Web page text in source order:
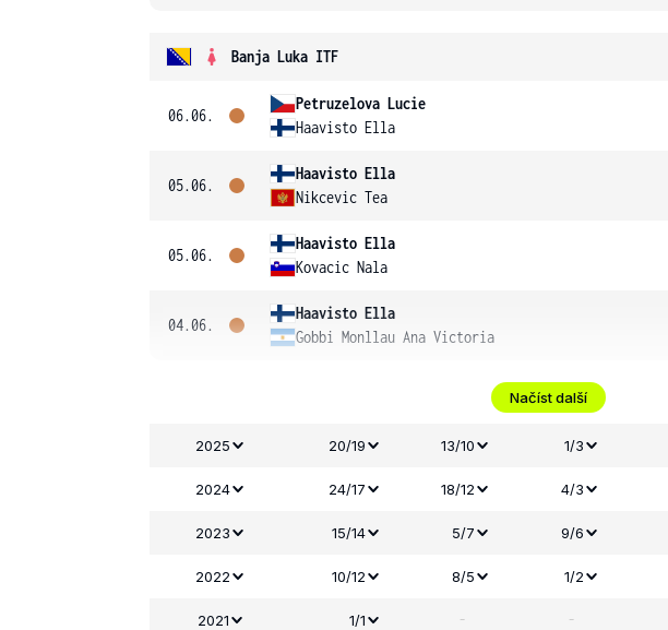
Banja Luka ITF
06.06.
Petruzelova Lucie
Haavisto Ella
05.06.
Haavisto Ella
Nikcevic Tea
05.06.
Haavisto Ella
Kovacic Nala
04.06.
Haavisto Ella
Gobbi Monllau Ana Victoria
Načíst další
2025 20/19 13/10 1/3
2024 24/17 18/12 4/3
2023 15/14 5/7 9/6
2022 10/12 8/5 1/2
2021 1/1 - -